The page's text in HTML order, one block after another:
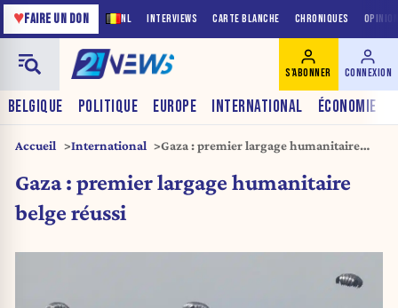
NL INTERVIEWS CARTE BLANCHE CHRONIQUES
♥FAIRE UN DON
BELGIQUE POLITIQUE EUROPE INTERNATIONAL ÉCONOMIE
S'ABONNER CONNEXION
Accueil International
Gaza : premier largage humanitaire
Gaza : premier largage humanitaire
belge réussi